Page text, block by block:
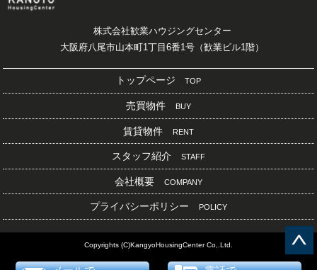
株式会社歓業ハウジングセンター
大阪府八尾市山本町1丁目6番1号（歓業ビル1階）
トップページ TOP
売買物件 BUY
賃貸物件 RENT
スタッフ紹介 STAFF
会社概要 COMPANY
プライバシーポリシー POLICY
Copyrights (C)KangyoHousingCenter Co,.Ltd.